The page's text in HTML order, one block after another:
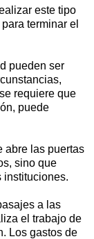
este tipo
terminar el
pueden ser
requiere que
puede
abre las puertas
sino que
instituciones.
a las
el trabajo de
Los gastos de